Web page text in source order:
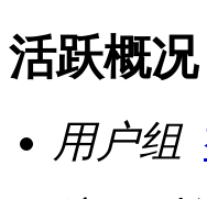
活跃概况
用户组